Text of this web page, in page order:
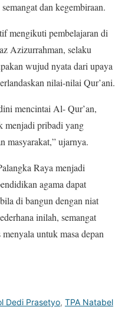
dan kegembiraan.
mengikuti pembelajaran di
Azizurrahman, selaku
wujud nyata dari upaya
nilai-nilai Qur’ani.
mencintai Al- Qur’an,
menjadi pribadi yang
masyarakat,” ujarnya.
Raya menjadi
agama dapat
di bangun dengan niat
inilah, semangat
untuk masa depan
Dedi Prasetyo, TPA Natabel